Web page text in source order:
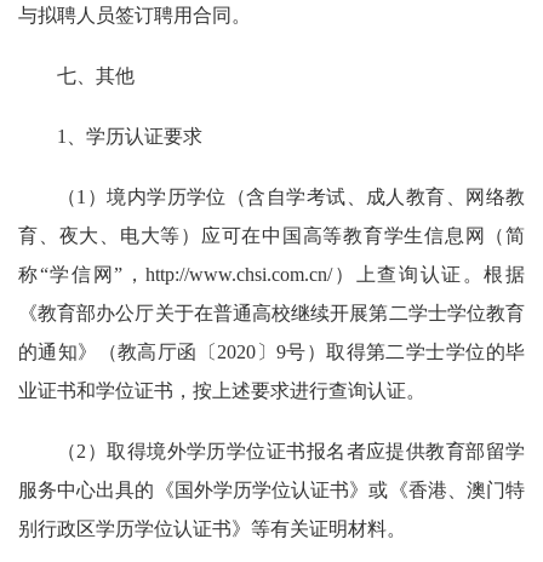
与拟聘人员签订聘用合同。
七、其他
1、学历认证要求
（1）境内学历学位（含自学考试、成人教育、网络教
育、夜大、电大等）应可在中国高等教育学生信息网（简
称“学信网”，http://www.chsi.com.cn/）上查询认证。根据
《教育部办公厅关于在普通高校继续开展第二学士学位教育
的通知》（教高厅函〔2020〕9号）取得第二学士学位的毕
业证书和学位证书，按上述要求进行查询认证。
（2）取得境外学历学位证书报名者应提供教育部留学
服务中心出具的《国外学历学位认证书》或《香港、澳门特
别行政区学历学位认证书》等有关证明材料。